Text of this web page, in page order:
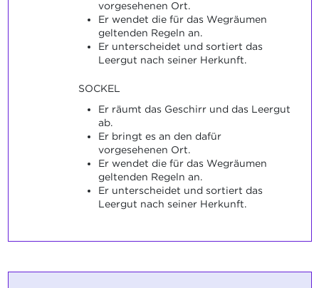
vorgesehenen Ort.
Er wendet die für das Wegräumen
geltenden Regeln an.
Er unterscheidet und sortiert das
Leergut nach seiner Herkunft.
SOCKEL
Er räumt das Geschirr und das Leergut
ab.
Er bringt es an den dafür
vorgesehenen Ort.
Er wendet die für das Wegräumen
geltenden Regeln an.
Er unterscheidet und sortiert das
Leergut nach seiner Herkunft.